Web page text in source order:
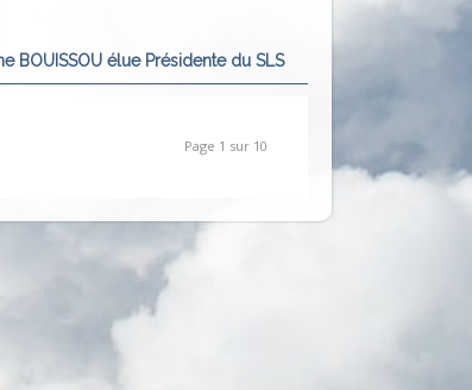
BOUISSOU élue Présidente du SLS
Page 1 sur 10